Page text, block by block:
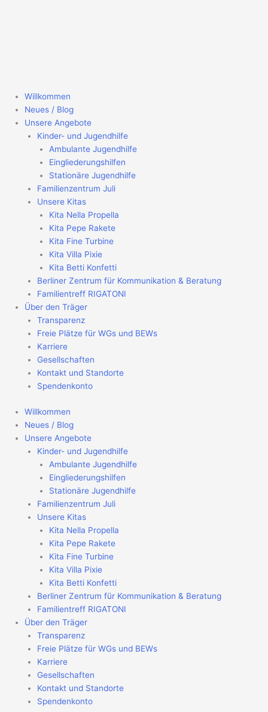
Willkommen
Neues / Blog
Unsere Angebote
Kinder- und Jugendhilfe
Ambulante Jugendhilfe
Eingliederungshilfen
Stationäre Jugendhilfe
Familienzentrum Juli
Unsere Kitas
Kita Nella Propella
Kita Pepe Rakete
Kita Fine Turbine
Kita Villa Pixie
Kita Betti Konfetti
Berliner Zentrum für Kommunikation & Beratung
Familientreff RIGATONI
Über den Träger
Transparenz
Freie Plätze für WGs und BEWs
Karriere
Gesellschaften
Kontakt und Standorte
Spendenkonto
Willkommen
Neues / Blog
Unsere Angebote
Kinder- und Jugendhilfe
Ambulante Jugendhilfe
Eingliederungshilfen
Stationäre Jugendhilfe
Familienzentrum Juli
Unsere Kitas
Kita Nella Propella
Kita Pepe Rakete
Kita Fine Turbine
Kita Villa Pixie
Kita Betti Konfetti
Berliner Zentrum für Kommunikation & Beratung
Familientreff RIGATONI
Über den Träger
Transparenz
Freie Plätze für WGs und BEWs
Karriere
Gesellschaften
Kontakt und Standorte
Spendenkonto